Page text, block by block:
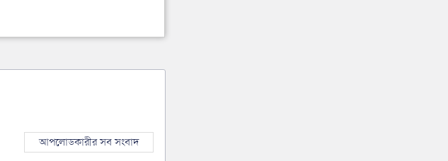
আপলোডকারীর সব সংবাদ